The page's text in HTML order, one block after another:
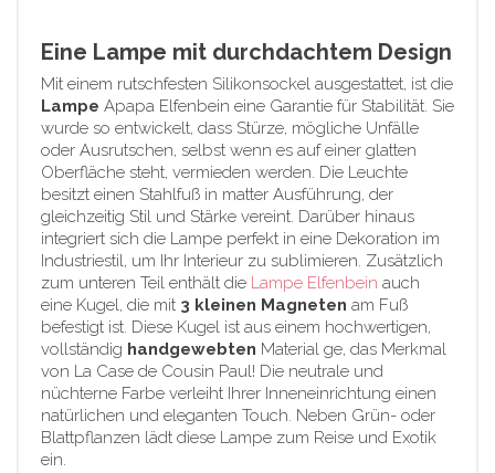
Eine Lampe mit durchdachtem Design
Mit einem rutschfesten Silikonsockel ausgestattet, ist die
Lampe Apapa Elfenbein eine Garantie für Stabilität. Sie
wurde so entwickelt, dass Stürze, mögliche Unfälle
oder Ausrutschen, selbst wenn es auf einer glatten
Oberfläche steht, vermieden werden. Die Leuchte
besitzt einen Stahlfuß in matter Ausführung, der
gleichzeitig Stil und Stärke vereint. Darüber hinaus
integriert sich die Lampe perfekt in eine Dekoration im
Industriestil, um Ihr Interieur zu sublimieren. Zusätzlich
zum unteren Teil enthält die Lampe Elfenbein auch
eine Kugel, die mit 3 kleinen Magneten am Fuß
befestigt ist. Diese Kugel ist aus einem hochwertigen,
vollständig handgewebten Material ge, das Merkmal
von La Case de Cousin Paul! Die neutrale und
nüchterne Farbe verleiht Ihrer Inneneinrichtung einen
natürlichen und eleganten Touch. Neben Grün- oder
Blattpflanzen lädt diese Lampe zum Reise und Exotik
ein.